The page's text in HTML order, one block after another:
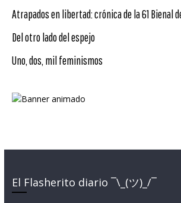
Atrapados en libertad: crónica de la 61 Bienal
Del otro lado del espejo
Uno, dos, mil feminismos
El Flasherito diario ¯\_(ツ)_/¯